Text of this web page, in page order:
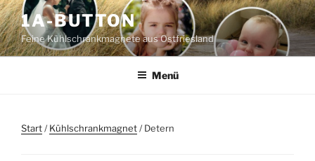
Zum
Inhalt
springen
1A-BUTTON
Feine Kühlschrankmagnete aus Ostfriesland
Menü
Start/Kühlschrankmagnet/ Detern